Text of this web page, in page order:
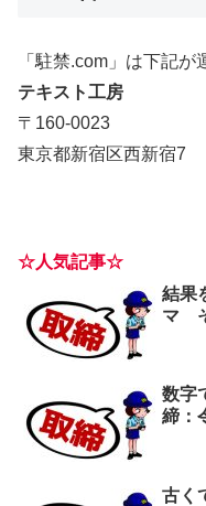
「駐禁.com」は下記が
テキスト工房
〒160-0023
東京都新宿区西新宿7
☆人気記事☆
結果
マ
数字
締：
古く